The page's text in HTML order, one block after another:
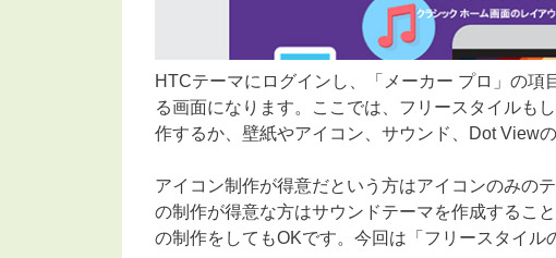
HTCテーマにログインし、「メーカー プロ」の
る画面になります。ここでは、フリースタイルも
作するか、壁紙やアイコン、サウンド、Dot View
アイコン制作が得意だという方はアイコンのみの
の制作が得意な方はサウンドテーマを作成するこ
の制作をしてもOKです。今回は「フリースタイル